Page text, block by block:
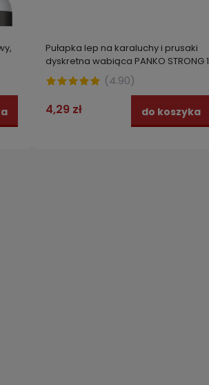
Pułapka lep na karaluchy i prusaki
dyskretna wabiąca PANKO STRONG 1
szt.
(4.90)
4,29 zł do koszyka